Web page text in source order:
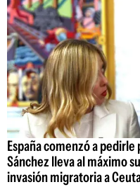
España comenzó a
Sánchez lleva al máximo
invasión migratoria a